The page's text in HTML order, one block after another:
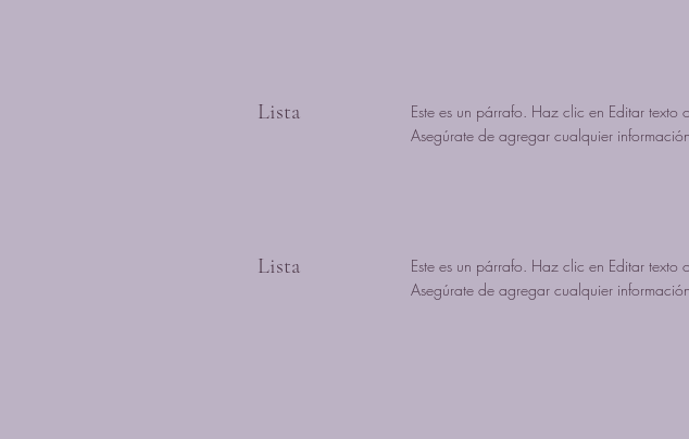
Lista
Este es un párrafo. Haz clic en Editar
Asegúrate de agregar cualquier
Lista
Este es un párrafo. Haz clic en Editar
Asegúrate de agregar cualquier